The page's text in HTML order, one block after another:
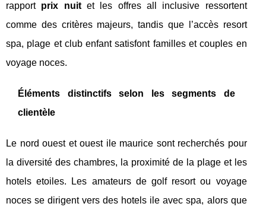
rapport prix nuitet les offres all inclusive ressortent
comme des critères majeurs, tandis que l’accès resort
spa, plage et club enfant satisfont familles et couples en
voyage noces.
Éléments distinctifs selon les segments de
clientèle
Le nord ouest et ouest ile maurice sont recherchés pour
la diversité des chambres, la proximité de la plage et les
hotels etoiles. Les amateurs de golf resort ou voyage
noces se dirigent vers des hotels ile avec spa, alors que